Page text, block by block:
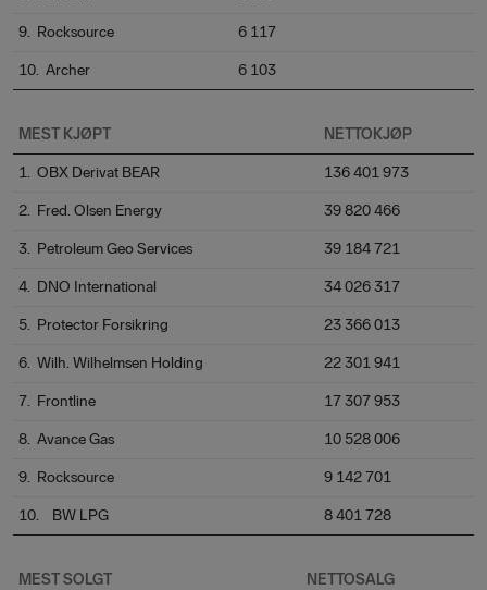
9. Rocksource 6 117
10. Archer 6 103
MEST KJØPT NETTOKJØP
1. OBX Derivat BEAR 136 401 973
2. Fred. Olsen Energy 39 820 466
3. Petroleum Geo Services 39 184 721
4. DNO International 34 026 317
5. Protector Forsikring 23 366 013
6. Wilh. Wilhelmsen Holding 22 301 941
7. Frontline 17 307 953
8. Avance Gas 10 528 006
9. Rocksource 9 142 701
10. BW LPG 8 401 728
MEST SOLGT NETTOSALG